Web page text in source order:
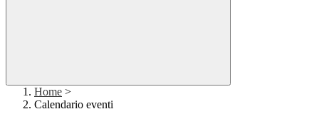
Home >
Calendario eventi